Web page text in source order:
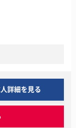
詳細を見る